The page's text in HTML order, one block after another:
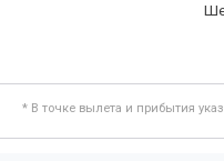
* В точке вылета и прибытия